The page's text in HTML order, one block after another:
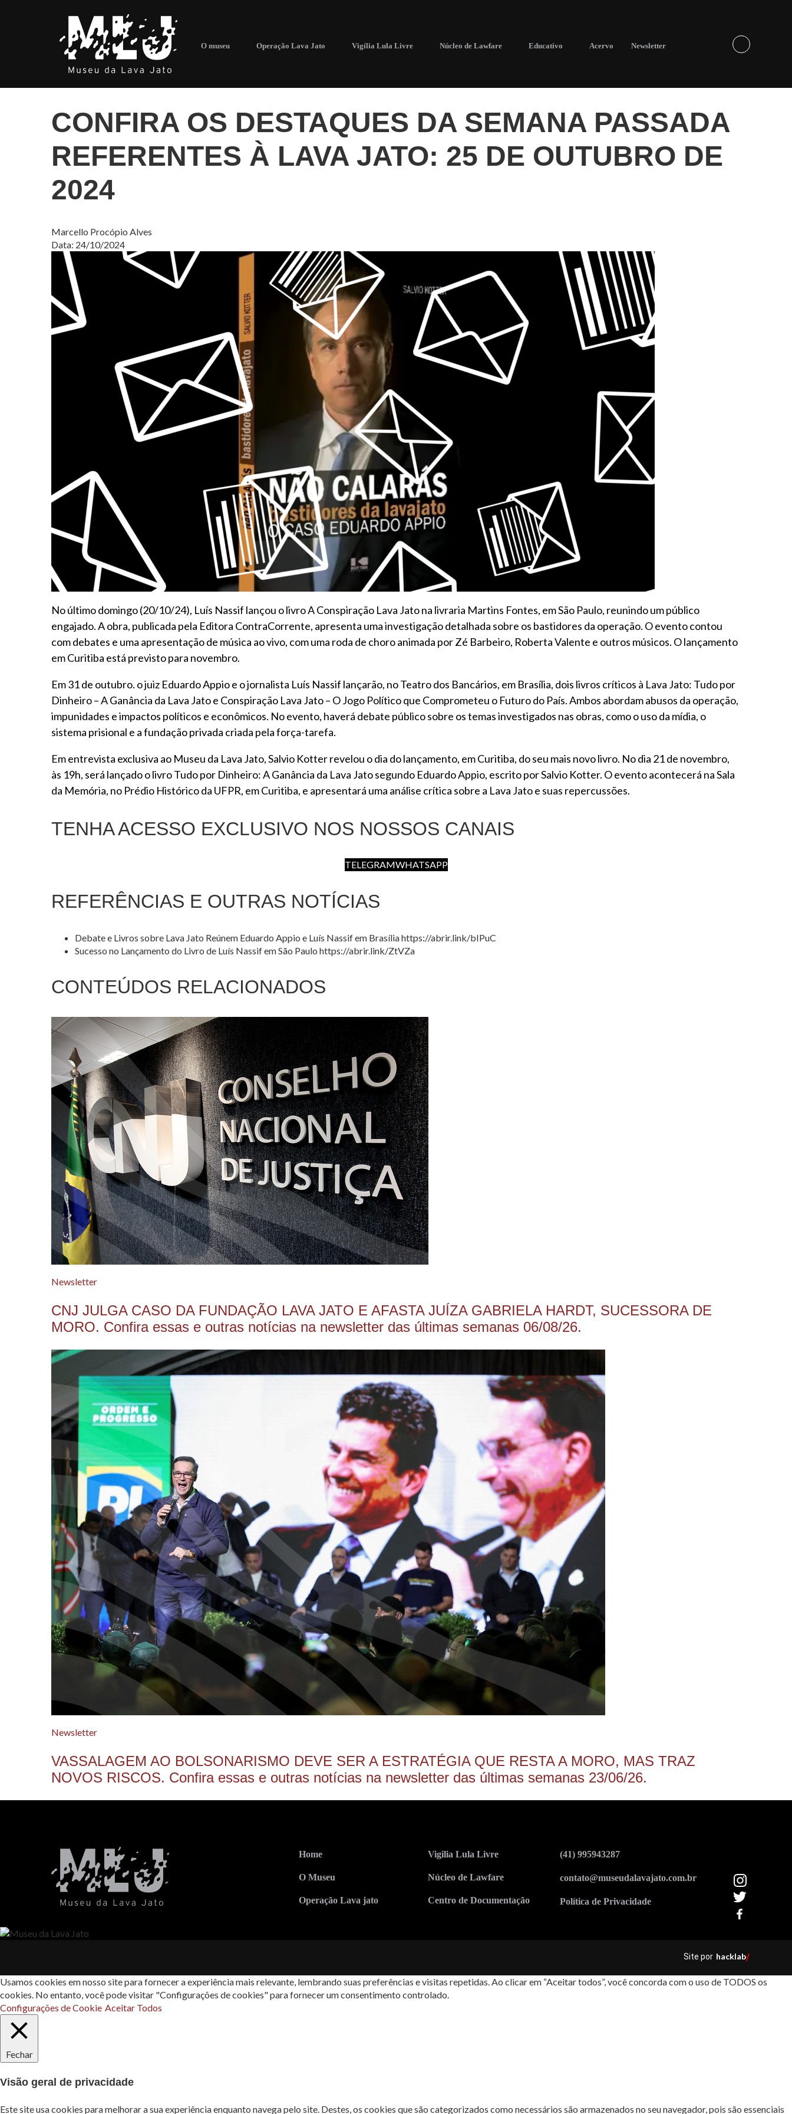
O museu Operação Lava Jato Vigília Lula Livre Núcleo de Lawfare Educativo Acervo Newsletter
CONFIRA OS DESTAQUES DA SEMANA PASSADA
REFERENTES À LAVA JATO: 25 DE OUTUBRO DE
2024
Marcello Procópio Alves
Data: 24/10/2024
No último domingo (20/10/24), Luís Nassif lançou o livro A Conspiração Lava Jato na livraria Martins Fontes, em São Paulo, reunindo um público
engajado. A obra, publicada pela Editora ContraCorrente, apresenta uma investigação detalhada sobre os bastidores da operação. O evento contou
com debates e uma apresentação de música ao vivo, com uma roda de choro animada por Zé Barbeiro, Roberta Valente e outros músicos. O lançamento
em Curitiba está previsto para novembro.
Em 31 de outubro. o juiz Eduardo Appio e o jornalista Luís Nassif lançarão, no Teatro dos Bancários, em Brasília, dois livros críticos à Lava Jato: Tudo por
Dinheiro – A Ganância da Lava Jato e Conspiração Lava Jato – O Jogo Político que Comprometeu o Futuro do País. Ambos abordam abusos da operação,
impunidades e impactos políticos e econômicos. No evento, haverá debate público sobre os temas investigados nas obras, como o uso da mídia, o
sistema prisional e a fundação privada criada pela força-tarefa.
Em entrevista exclusiva ao Museu da Lava Jato, Salvio Kotter revelou o dia do lançamento, em Curitiba, do seu mais novo livro. No dia 21 de novembro,
às 19h, será lançado o livro Tudo por Dinheiro: A Ganância da Lava Jato segundo Eduardo Appio, escrito por Salvio Kotter. O evento acontecerá na Sala
da Memória, no Prédio Histórico da UFPR, em Curitiba, e apresentará uma análise crítica sobre a Lava Jato e suas repercussões.
TENHA ACESSO EXCLUSIVO NOS NOSSOS CANAIS
TELEGRAMWHATSAPP
REFERÊNCIAS E OUTRAS NOTÍCIAS
Debate e Livros sobre Lava Jato Reúnem Eduardo Appio e Luís Nassif em Brasília https://abrir.link/bIPuC
Sucesso no Lançamento do Livro de Luís Nassif em São Paulo https://abrir.link/ZtVZa
CONTEÚDOS RELACIONADOS
Newsletter
CNJ JULGA CASO DA FUNDAÇÃO LAVA JATO E AFASTA JUÍZA GABRIELA HARDT, SUCESSORA DE
MORO. Confira essas e outras notícias na newsletter das últimas semanas 06/08/26.
Newsletter
VASSALAGEM AO BOLSONARISMO DEVE SER A ESTRATÉGIA QUE RESTA A MORO, MAS TRAZ
NOVOS RISCOS. Confira essas e outras notícias na newsletter das últimas semanas 23/06/26.
Home
O Museu
Operação Lava jato
Vigilia Lula Livre
Núcleo de Lawfare
Centro de Documentação
(41) 995943287
contato@museudalavajato.com.br
Política de Privacidade
Site por hacklab/
Usamos cookies em nosso site para fornecer a experiência mais relevante, lembrando suas preferências e visitas repetidas. Ao clicar em “Aceitar todos”, você concorda com o uso de TODOS os
cookies. No entanto, você pode visitar "Configurações de cookies" para fornecer um consentimento controlado.
Configurações de Cookie Aceitar Todos
Fechar
Visão geral de privacidade
Este site usa cookies para melhorar a sua experiência enquanto navega pelo site. Destes, os cookies que são categorizados como necessários são armazenados no seu navegador, pois são essenciais